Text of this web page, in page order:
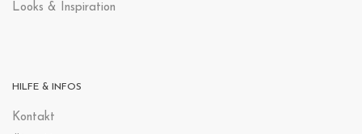
Looks & Inspiration
HILFE & INFOS
Kontakt